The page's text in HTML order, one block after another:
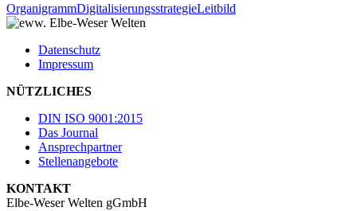
OrganigrammDigitalisierungsstrategieLeitbild
Datenschutz
Impressum
NÜTZLICHES
DIN ISO 9001:2015
Das Journal
Ansprechpartner
Stellenangebote
KONTAKT
Elbe-Weser Welten gGmbH